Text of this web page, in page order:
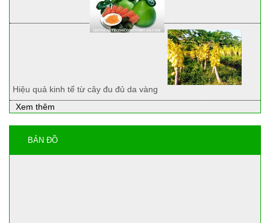
Hiệu quả kinh tế từ cây đu đủ da vàng
Xem thêm
BẢN ĐỒ